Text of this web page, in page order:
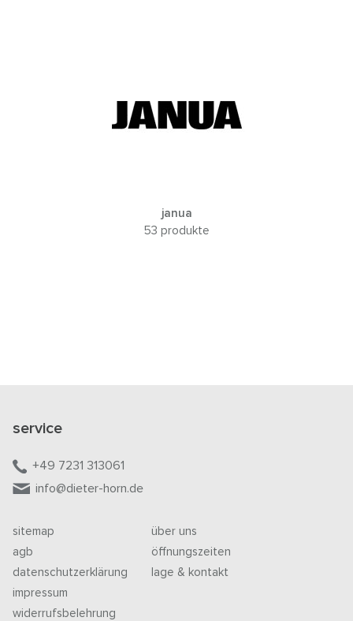
janua
53 produkte
service
+49 7231 313061
info@dieter-horn.de
sitemap
agb
datenschutzerklärung
impressum
widerrufsbelehrung
über uns
öffnungszeiten
lage & kontakt